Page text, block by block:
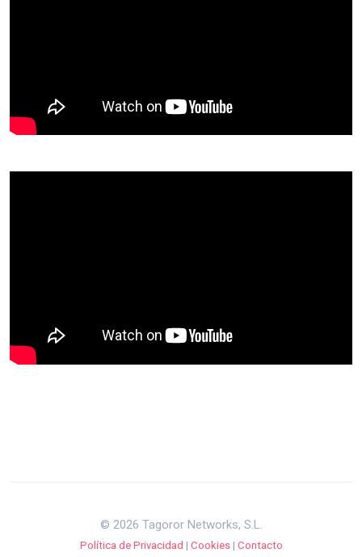
© 2026 Tagoror Networks, S.L.
Política de Privacidad | Cookies| Contacto